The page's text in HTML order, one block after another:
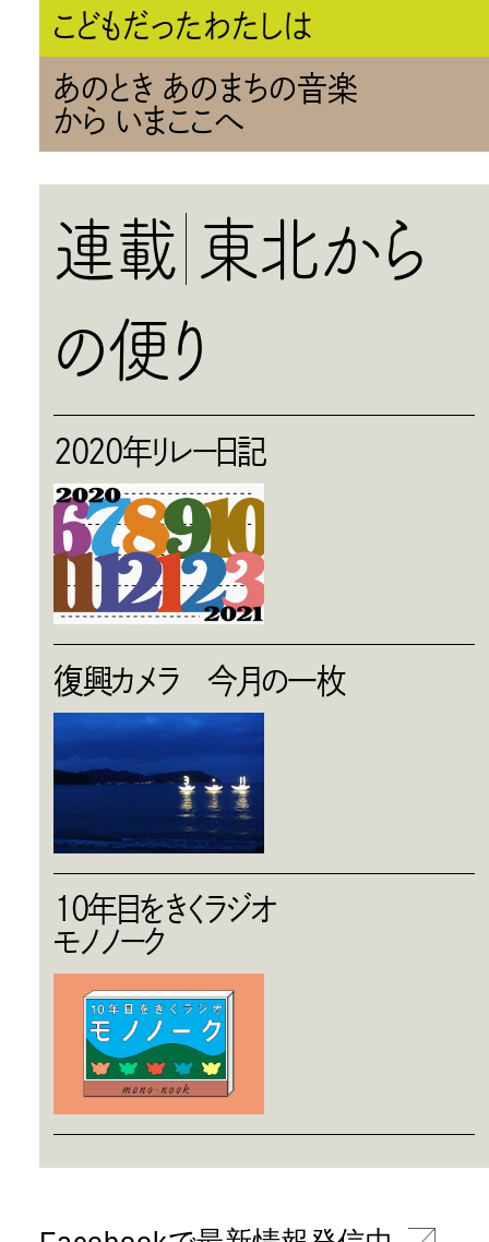
こどもだったわたしは
あのとき あのまちの音楽
から いまここへ
連載 東北から
の便り
2020年リレー日記
復興カメラ 今月の一枚
10年目をきくラジオ
モノノーク